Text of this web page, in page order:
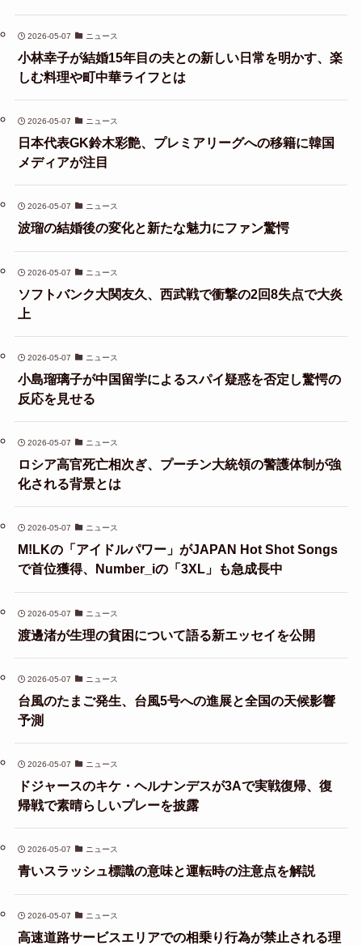
2026-05-07 ニュース
小林幸子が結婚15年目の夫との新しい日常を明かす、楽
しむ料理や町中華ライフとは
2026-05-07 ニュース
日本代表GK鈴木彩艶、プレミアリーグへの移籍に韓国
メディアが注目
2026-05-07 ニュース
波瑠の結婚後の変化と新たな魅力にファン驚愕
2026-05-07 ニュース
ソフトバンク大関友久、西武戦で衝撃の2回8失点で大炎
上
2026-05-07 ニュース
小島瑠璃子が中国留学によるスパイ疑惑を否定し驚愕の
反応を見せる
2026-05-07 ニュース
ロシア高官死亡相次ぎ、プーチン大統領の警護体制が強
化される背景とは
2026-05-07 ニュース
M!LKの「アイドルパワー」がJAPAN Hot Shot Songs
で首位獲得、Number_iの「3XL」も急成長中
2026-05-07 ニュース
渡邊渚が生理の貧困について語る新エッセイを公開
2026-05-07 ニュース
台風のたまご発生、台風5号への進展と全国の天候影響
予測
2026-05-07 ニュース
ドジャースのキケ・ヘルナンデスが3Aで実戦復帰、復
帰戦で素晴らしいプレーを披露
2026-05-07 ニュース
青いスラッシュ標識の意味と運転時の注意点を解説
2026-05-07 ニュース
高速道路サービスエリアでの相乗り行為が禁止される理